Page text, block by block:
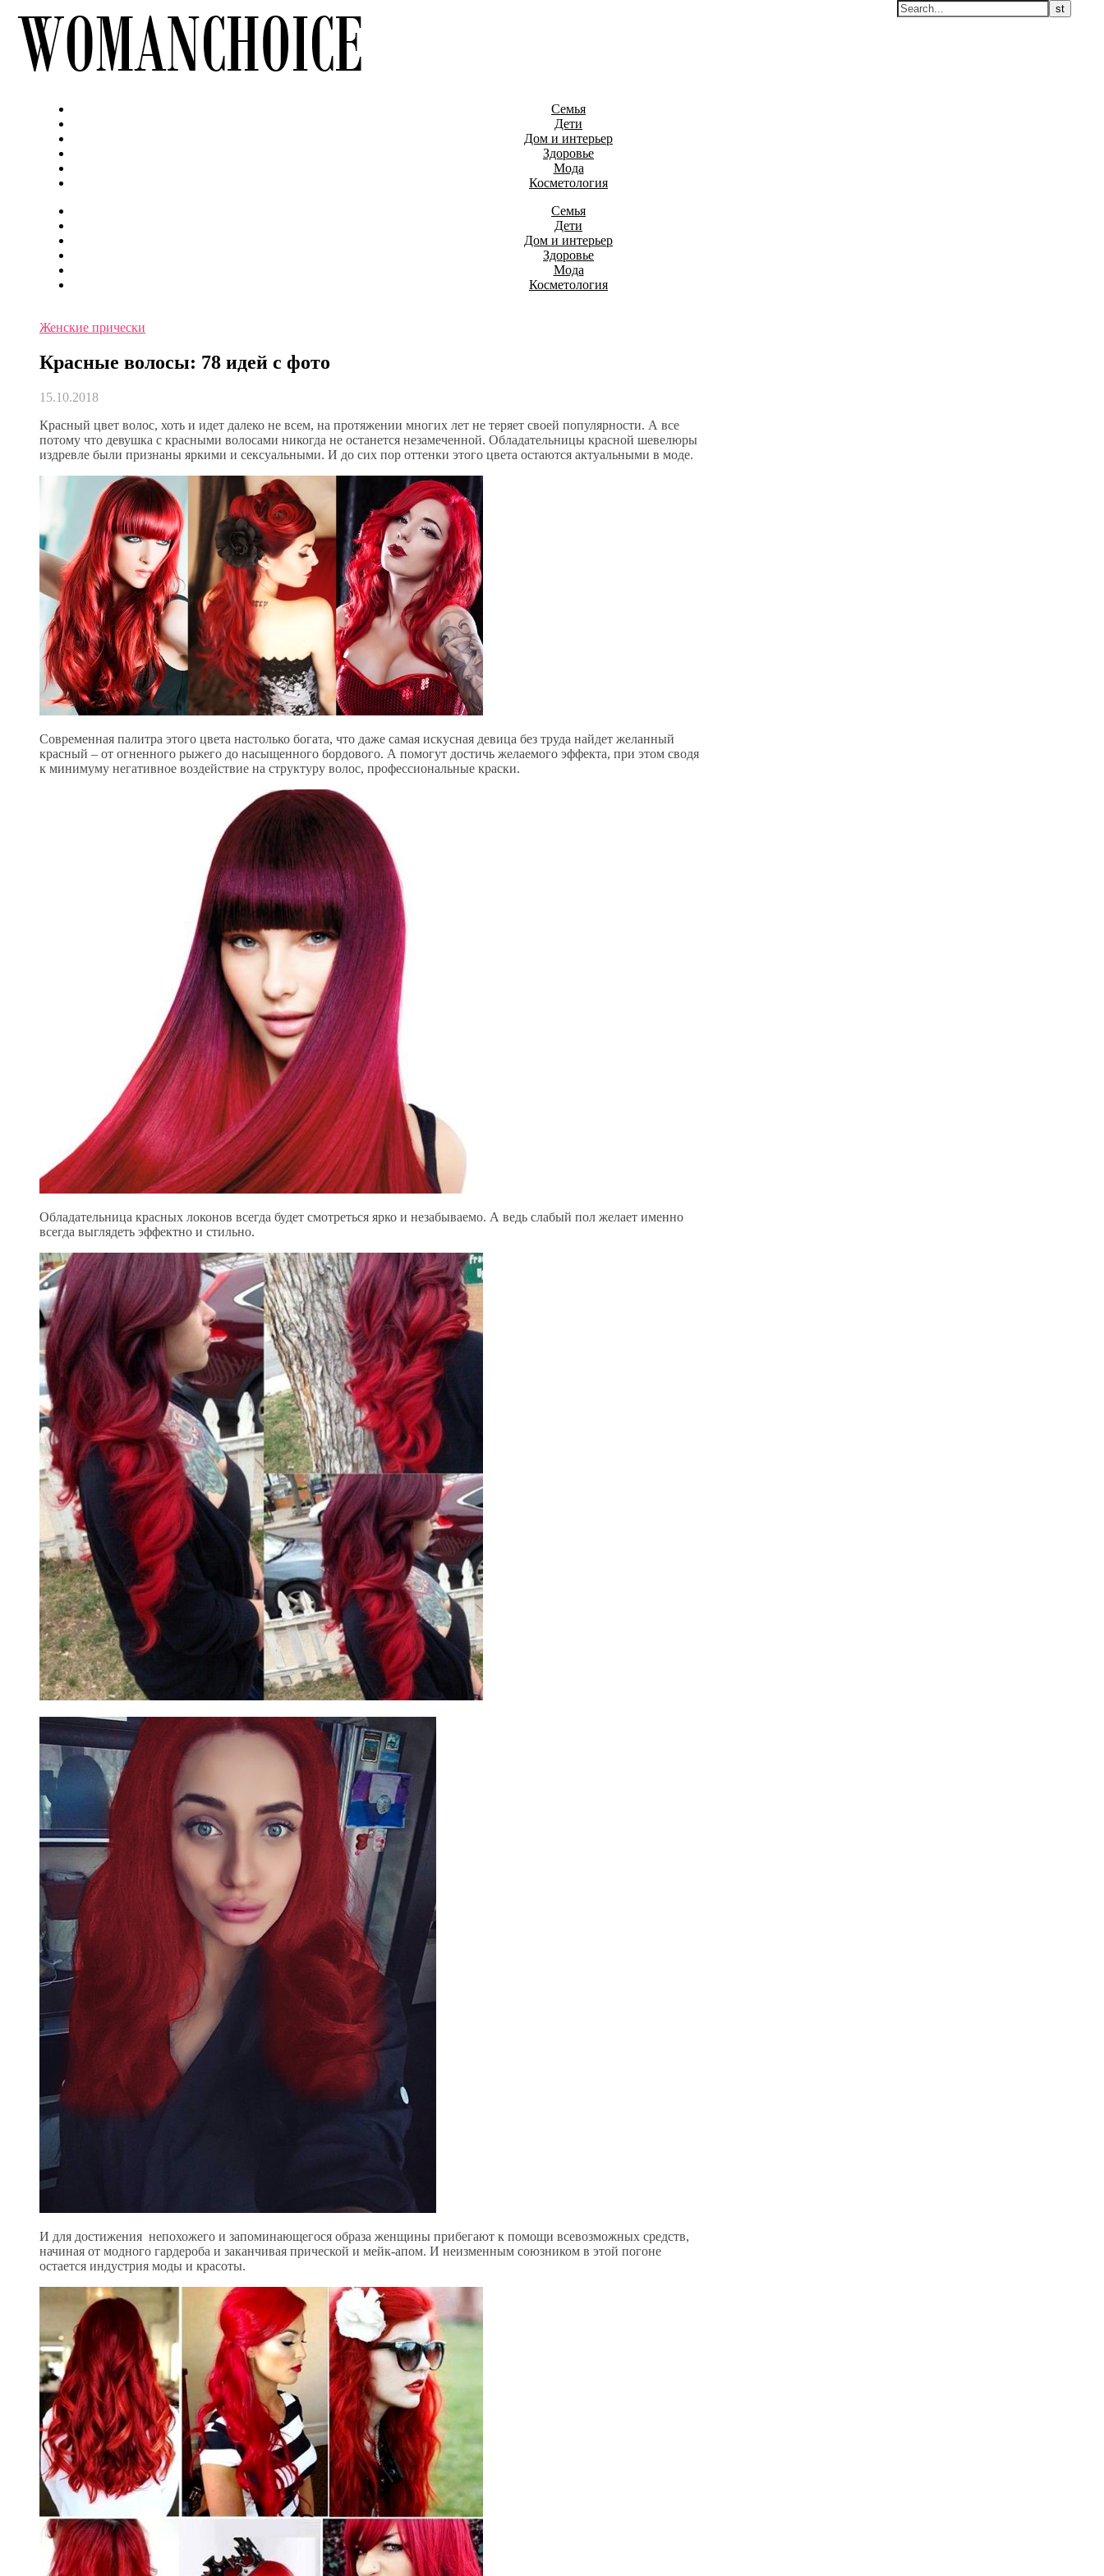
Семья
Дети
Дом и интерьер
Здоровье
Мода
Косметология
Семья
Дети
Дом и интерьер
Здоровье
Мода
Косметология
Женские прически
Красные волосы: 78 идей с фото
15.10.2018
Красный цвет волос, хоть и идет далеко не всем, на протяжении многих лет не теряет своей популярности. А все
потому что девушка с красными волосами никогда не останется незамеченной. Обладательницы красной шевелюры
издревле были признаны яркими и сексуальными. И до сих пор оттенки этого цвета остаются актуальными в моде.
Современная палитра этого цвета настолько богата, что даже самая искусная девица без труда найдет желанный
красный – от огненного рыжего до насыщенного бордового. А помогут достичь желаемого эффекта, при этом сводя
к минимуму негативное воздействие на структуру волос, профессиональные краски.
Обладательница красных локонов всегда будет смотреться ярко и незабываемо. А ведь слабый пол желает именно
всегда выглядеть эффектно и стильно.
И для достижения непохожего и запоминающегося образа женщины прибегают к помощи всевозможных средств,
начиная от модного гардероба и заканчивая прической и мейк-апом. И неизменным союзником в этой погоне
остается индустрия моды и красоты.